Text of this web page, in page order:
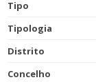
Tipo
Tipologia
Distrito
Concelho